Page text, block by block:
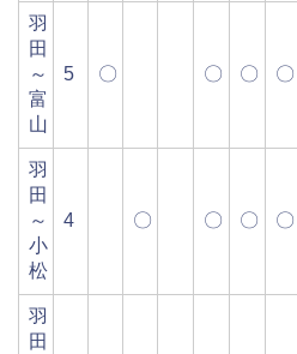
羽
田
～
富
山
5 〇 〇 〇 〇
羽
田
～
小
松
4 〇 〇 〇 〇
羽
田